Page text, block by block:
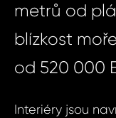
metrů od
blízkost
od 520 000
Interiéry jsou